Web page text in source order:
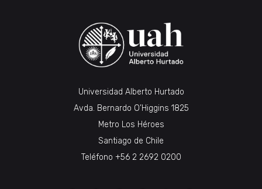
Universidad Alberto Hurtado
Avda. Bernardo O’Higgins 1825
Metro Los Héroes
Santiago de Chile
Teléfono +56 2 2692 0200